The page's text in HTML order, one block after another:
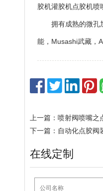
胶机灌胶机点胶机喷
拥有成熟的微孔加
能，Musashi武藏，
上一篇：喷射阀喷嘴
下一篇：自动化点胶阀
在线定制